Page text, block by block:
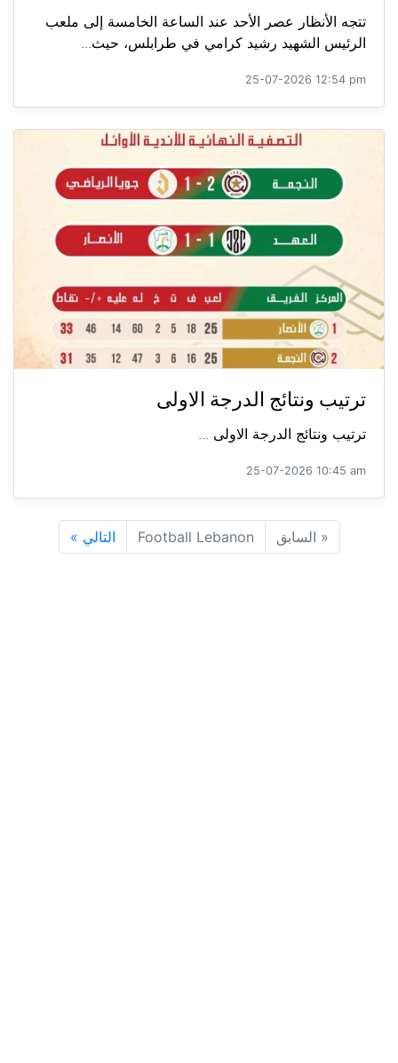
تتجه الأنظار عصر الأحد عند الساعة الخامسة إلى ملعب
الرئيس الشهيد رشيد كرامي في طرابلس، حيث...
25-07-2026 12:54 pm
ترتيب ونتائج الدرجة الاولى
ترتيب ونتائج الدرجة الاولى ...
25-07-2026 10:45 am
« السابق Football Lebanon التالي »